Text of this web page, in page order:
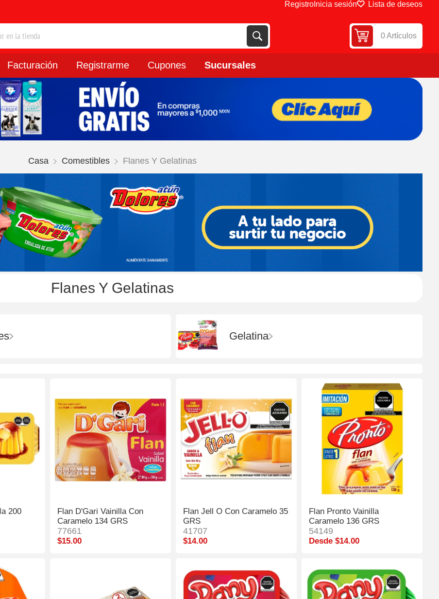
Registro Inicia sesión Lista de deseos
0 Artículos
Facturación Registrarme Cupones Sucursales
Casa Comestibles Flanes Y Gelatinas
Flanes Y Gelatinas
Gelatina
200
Flan D'Gari Vainilla Con
Caramelo 134 GRS
77661
$15.00
Flan Jell O Con Caramelo 35
GRS
41707
$14.00
Flan Pronto Vainilla
Caramelo 136 GRS
54149
Desde $14.00